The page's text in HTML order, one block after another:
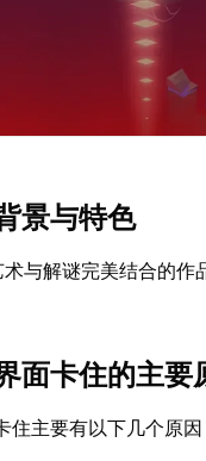
景与特色
术与解谜完美结合的
面卡住的主要
主要有以下几个原因